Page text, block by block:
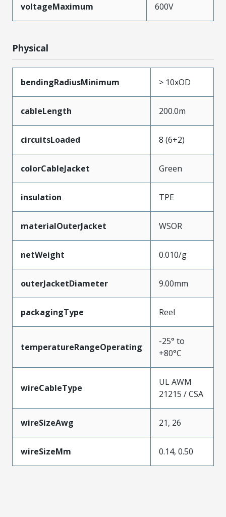
voltageMaximum 600V
Physical
bendingRadiusMinimum > 10xOD
cableLength 200.0m
circuitsLoaded 8 (6+2)
colorCableJacket Green
insulation TPE
materialOuterJacket WSOR
netWeight 0.010/g
outerJacketDiameter 9.00mm
packagingType Reel
temperatureRangeOperating
-25° to
+80°C
wireCableType
UL AWM
21215 / CSA
wireSizeAwg 21, 26
wireSizeMm 0.14, 0.50